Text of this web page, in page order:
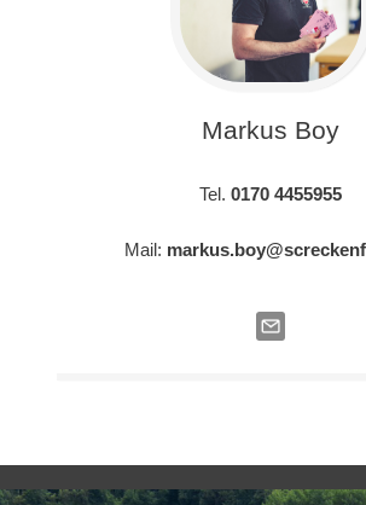
Markus Boy
Tel. 0170 4455955
Mail: